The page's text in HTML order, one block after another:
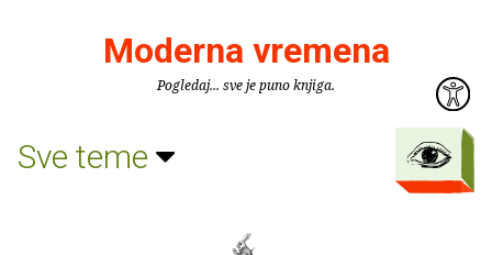
Moderna vremena
Pogledaj... sve je puno knjiga.
Sve teme